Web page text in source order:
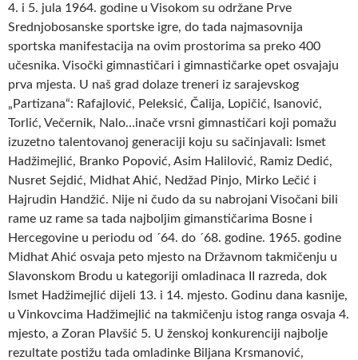
4. i 5. jula 1964. godine u Visokom su održane Prve
Srednjobosanske sportske igre, do tada najmasovnija
sportska manifestacija na ovim prostorima sa preko 400
učesnika. Visočki gimnastičari i gimnastičarke opet osvajaju
prva mjesta. U naš grad dolaze treneri iz sarajevskog
„Partizana“: Rafajlović, Peleksić, Čalija, Lopičić, Isanović,
Torlić, Večernik, Nalo…inače vrsni gimnastičari koji pomažu
izuzetno talentovanoj generaciji koju su sačinjavali: Ismet
Hadžimejlić, Branko Popović, Asim Halilović, Ramiz Dedić,
Nusret Sejdić, Midhat Ahić, Nedžad Pinjo, Mirko Lečić i
Hajrudin Handžić. Nije ni čudo da su nabrojani Visočani bili
rame uz rame sa tada najboljim gimanstičarima Bosne i
Hercegovine u periodu od ´64. do ´68. godine. 1965. godine
Midhat Ahić osvaja peto mjesto na Državnom takmičenju u
Slavonskom Brodu u kategoriji omladinaca II razreda, dok
Ismet Hadžimejlić dijeli 13. i 14. mjesto. Godinu dana kasnije,
u Vinkovcima Hadžimejlić na takmičenju istog ranga osvaja 4.
mjesto, a Zoran Plavšić 5. U ženskoj konkurenciji najbolje
rezultate postižu tada omladinke Biljana Krsmanović,